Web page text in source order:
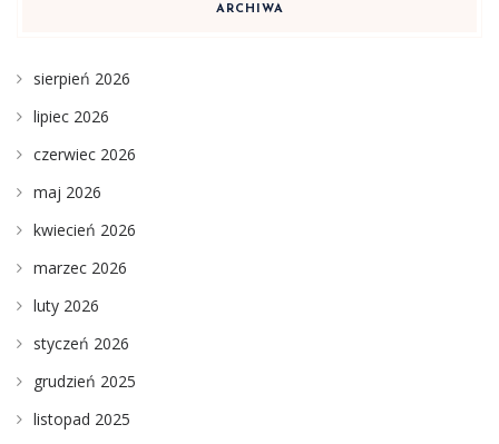
ARCHIWA
sierpień 2026
lipiec 2026
czerwiec 2026
maj 2026
kwiecień 2026
marzec 2026
luty 2026
styczeń 2026
grudzień 2025
listopad 2025